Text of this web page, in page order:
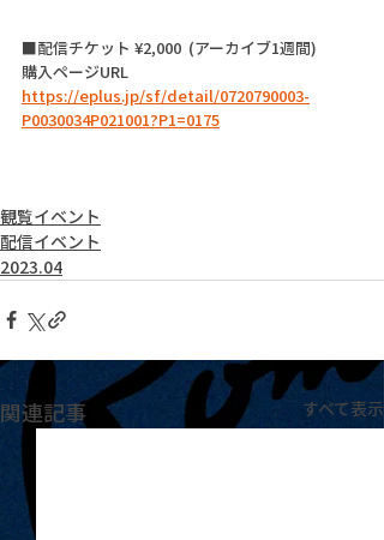
■配信チケット ¥2,000  (アーカイブ1週間)
購入ページURL
https://eplus.jp/sf/detail/0720790003-
P0030034P021001?P1=0175
観覧イベント
配信イベント
2023.04
関連記事 すべて表示